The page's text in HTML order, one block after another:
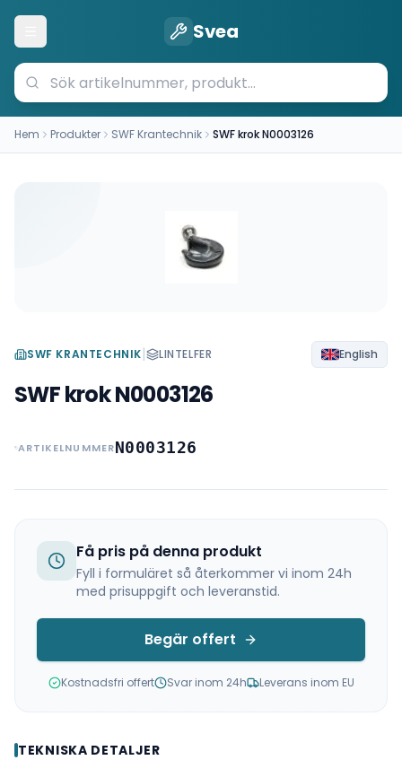
Öppna meny Svea
Hem Produkter SWF Krantechnik SWF krok N0003126
SWF KRANTECHNIK| LINTELFER English
SWF krok N0003126
ARTIKELNUMMERN0003126
Få pris på denna produkt
Fyll i formuläret så återkommer vi inom 24h
med prisuppgift och leveranstid.
Begär offert
Kostnadsfri offert Svar inom 24h Leverans inom EU
TEKNISKA DETALJER